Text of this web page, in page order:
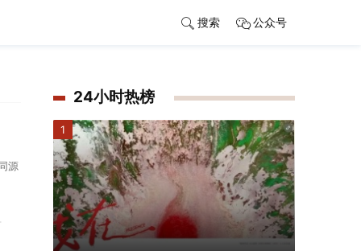
搜索 公众号
源
24小时热榜
1